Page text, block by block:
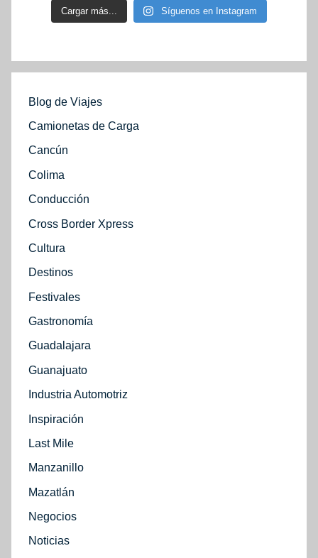
Cargar más... Síguenos en Instagram
Blog de Viajes
Camionetas de Carga
Cancún
Colima
Conducción
Cross Border Xpress
Cultura
Destinos
Festivales
Gastronomía
Guadalajara
Guanajuato
Industria Automotriz
Inspiración
Last Mile
Manzanillo
Mazatlán
Negocios
Noticias